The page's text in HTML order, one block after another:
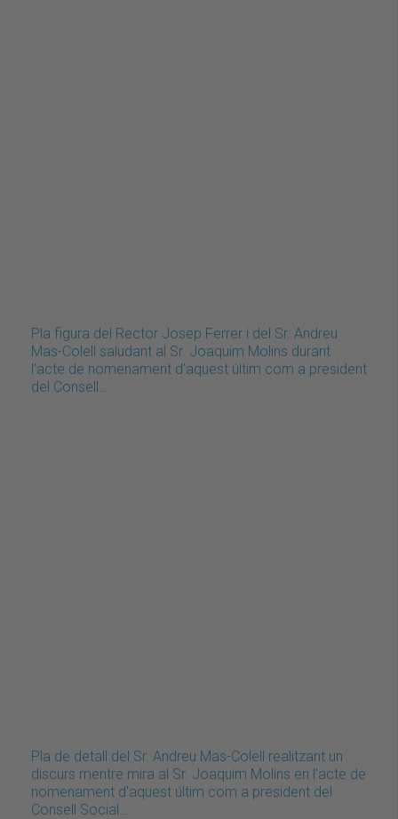
Pla figura del Rector Josep Ferrer i del Sr. Andreu
Mas-Colell saludant al Sr. Joaquim Molins durant
l'acte de nomenament d'aquest últim com a president
del Consell…
Pla de detall del Sr. Andreu Mas-Colell realitzant un
discurs mentre mira al Sr. Joaquim Molins en l'acte de
nomenament d'aquest últim com a president del
Consell Social…